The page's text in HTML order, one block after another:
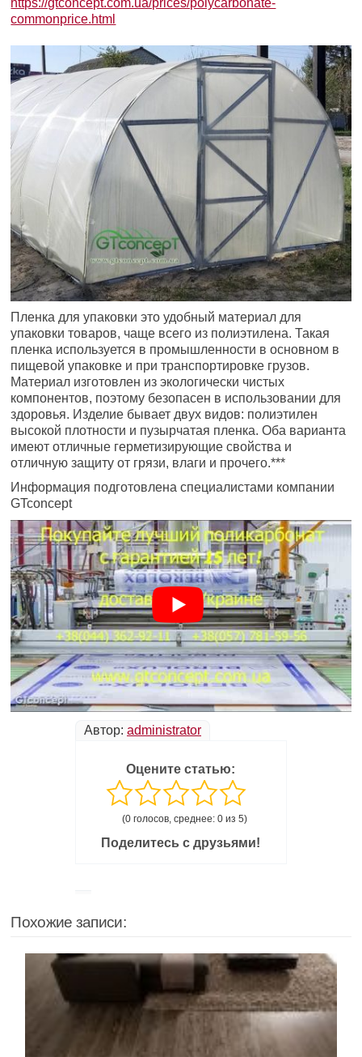
commonprice.html
Пленка для упаковки это удобный материал для
упаковки товаров, чаще всего из полиэтилена. Такая
пленка используется в промышленности в основном в
пищевой упаковке и при транспортировке грузов.
Материал изготовлен из экологически чистых
компонентов, поэтому безопасен в использовании для
здоровья. Изделие бывает двух видов: полиэтилен
высокой плотности и пузырчатая пленка. Оба варианта
имеют отличные герметизирующие свойства и
отличную защиту от грязи, влаги и прочего.***
Информация подготовлена специалистами компании
GTconcept
Автор: administrator
Оцените статью:
(0 голосов, среднее: 0 из 5)
Поделитесь с друзьями!
Похожие записи: